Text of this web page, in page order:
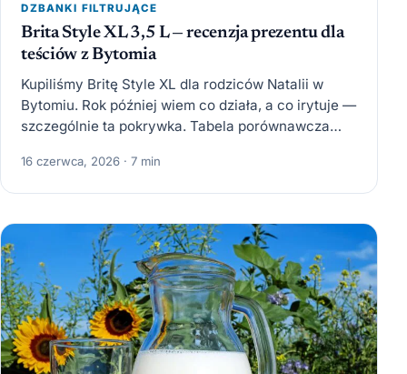
DZBANKI FILTRUJĄCE
Brita Style XL 3,5 L — recenzja prezentu dla
teściów z Bytomia
Kupiliśmy Britę Style XL dla rodziców Natalii w
Bytomiu. Rok później wiem co działa, a co irytuje —
szczególnie ta pokrywka. Tabela porównawcza
16 czerwca, 2026 · 7 min